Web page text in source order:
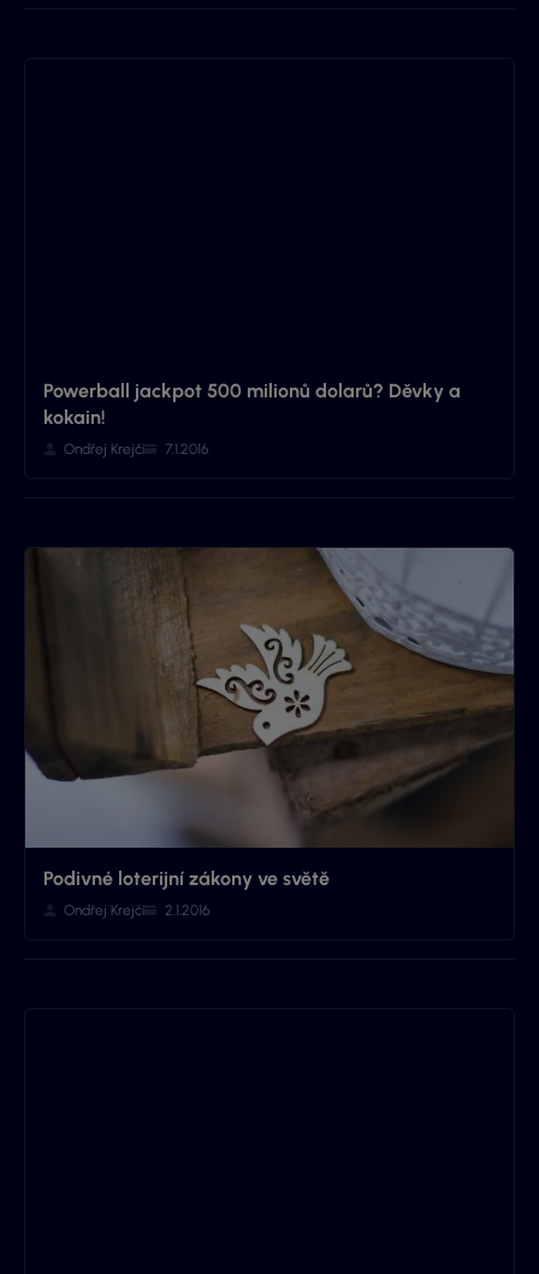
Powerball jackpot 500 milionů dolarů? Děvky a
kokain!
Ondřej Krejčí 7.1.2016
Podivné loterijní zákony ve světě
Ondřej Krejčí 2.1.2016